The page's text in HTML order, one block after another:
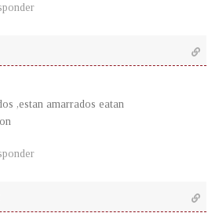
,estan amarrados eatan